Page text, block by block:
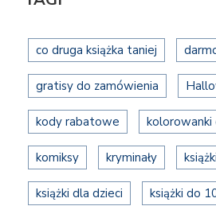
co druga książka taniej
gratisy do zamówienia
kody rabatowe kolorowanki
komiksy kryminały
książki dla dzieci książki do